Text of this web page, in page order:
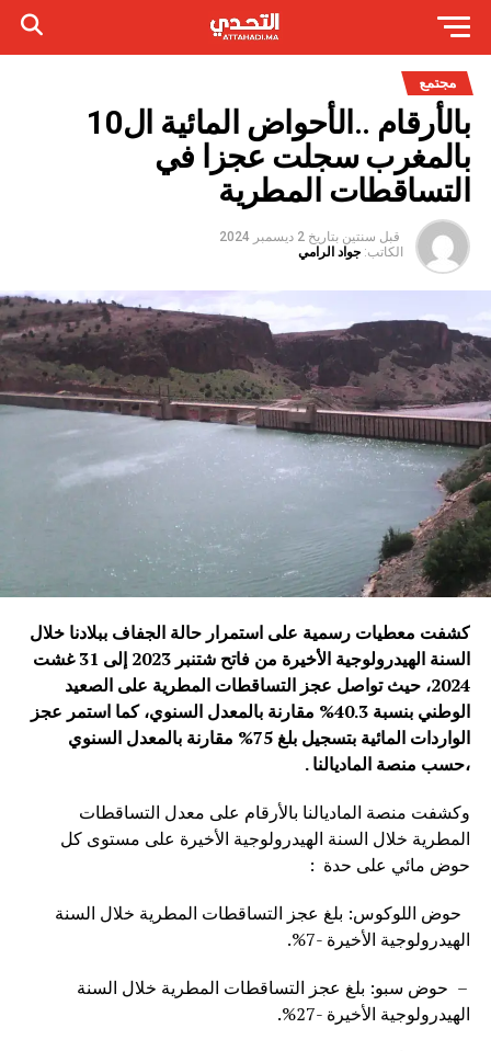
مجتمع
بالأرقام ..الأحواض المائية ال10
بالمغرب سجلت عجزا في
التساقطات المطرية
قبل سنتين بتاريخ 2 ديسمبر 2024
الكاتب: جواد الرامي
كشفت معطيات رسمية على استمرار حالة الجفاف ببلادنا خلال
السنة الهيدرولوجية الأخيرة من فاتح شتنبر 2023 إلى 31 غشت
2024، حيث تواصل عجز التساقطات المطرية على الصعيد
الوطني بنسبة 40.3% مقارنة بالمعدل السنوي، كما استمر عجز
الواردات المائية بتسجيل بلغ 75% مقارنة بالمعدل السنوي
،حسب منصة الماديالنا .
وكشفت منصة الماديالنا بالأرقام على معدل التساقطات
المطرية خلال السنة الهيدرولوجية الأخيرة على مستوى كل
حوض مائي على حدة :
حوض اللوكوس: بلغ عجز التساقطات المطرية خلال السنة
الهيدرولوجية الأخيرة -7%.
– حوض سبو: بلغ عجز التساقطات المطرية خلال السنة
الهيدرولوجية الأخيرة -27%.